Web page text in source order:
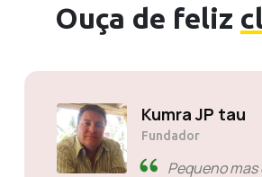
Ouça de feliz
Kumra JP tau
Fundador
Pequeno